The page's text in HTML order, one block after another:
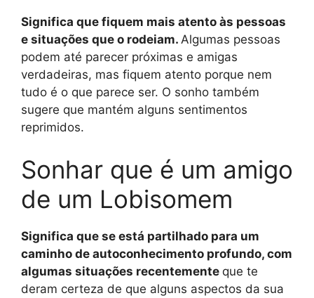
Significa que fiquem mais atento às pessoas
e situações que o rodeiam. Algumas pessoas
podem até parecer próximas e amigas
verdadeiras, mas fiquem atento porque nem
tudo é o que parece ser. O sonho também
sugere que mantém alguns sentimentos
reprimidos.
Sonhar que é um amigo
de um Lobisomem
Significa que se está partilhado para um
caminho de autoconhecimento profundo, com
algumas situações recentemente que te
deram certeza de que alguns aspectos da sua